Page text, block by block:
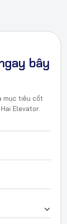
bây
mục tiêu cốt
Elevator.